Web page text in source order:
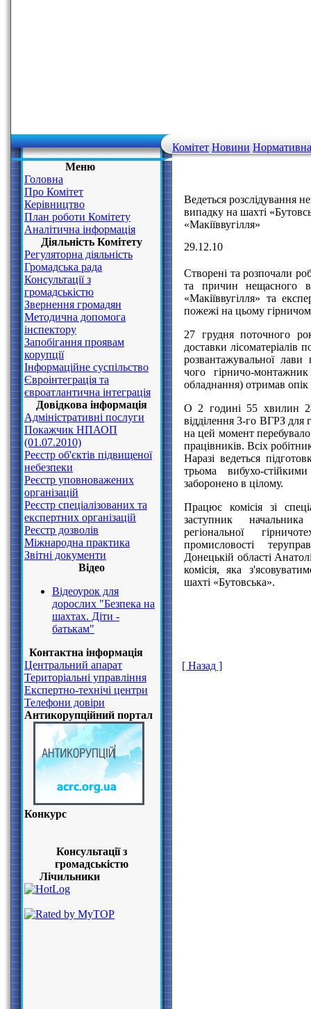
Комітет Новини Нормативна
Меню
Головна
Про Комітет
Керівництво
План роботи Комітету
Аналітична інформація
Діяльність Комітету
Регуляторна діяльність
Громадська рада
Консультації з
громадськістю
Звернення громадян
Методична допомога
інспектору
Запобігання проявам
корупції
Інформаційне суспільство
Євроінтеграція та
євроатлантична інтеграція
Довідкова інформація
Адміністративні послуги
Покажчик НПАОП
(01.07.2010)
Реєстр об'єктів підвищеної
небезпеки
Реєстр уповноважених
організацій
Реєстр спеціалізованих та
експертних організацій
Реєстр дозволів
Міжнародна практика
Звітні документи
Відео
Відеоурок для
дорослих "Безпека на
шахтах. Діти -
батькам"
Контактна інформація
Центральний апарат
Територіальні управління
Експертно-технічі центри
Телефони довіри
Антикорупційний портал
Конкурс
Консультації з
громадськістю
Лічильники
Ведеться розслідування
випадку на шахті
«Макіїввугілля»
29.12.10
Створені та розпочали
та причин нещасного
«Макіїввугілля» та
пожежі на цьому
27 грудня поточного
доставки лісоматеріалів
розвантажувальної
чого гірничо-
обладнання) отримав опік
О 2 годині 55 хвилин
відділення 3-го ВГРЗ для
на цей момент
працівників. Всіх
Наразі ведеться
трьома вибухо-
заборонено в цілому.
Працює комісія зі
заступник начальника
регіональної
промисловості
Донецькій області
комісія, яка
шахті «Бутовська».
[ Назад ]